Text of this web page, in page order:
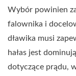
Wybór powinien
falownika i
dławika musi
hałas jest
dotyczące prądu,